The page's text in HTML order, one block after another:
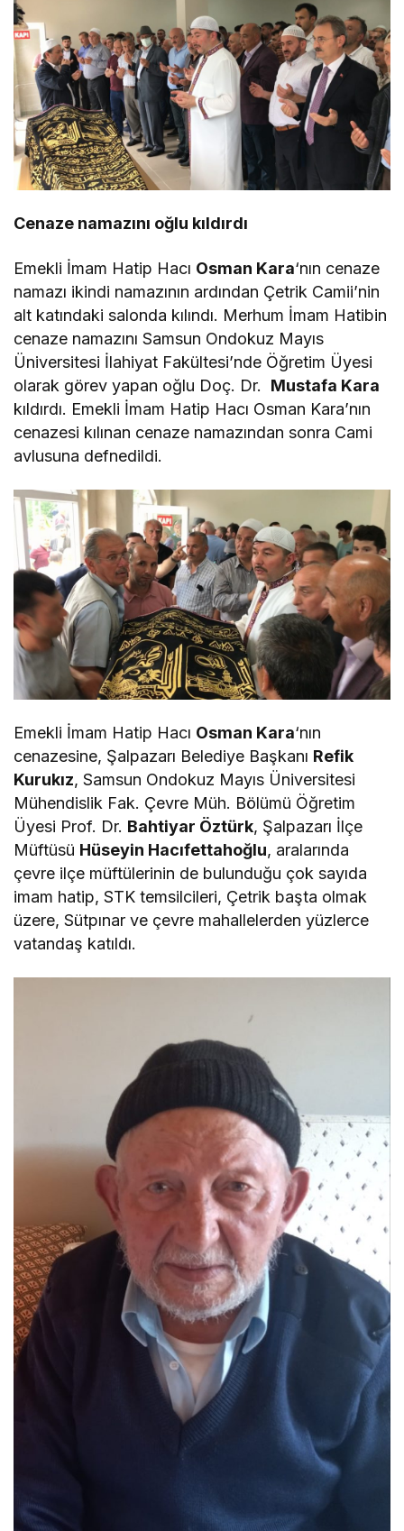
Cenaze namazını oğlu kıldırdı
Emekli İmam Hatip Hacı Osman Kara‘nın cenaze
namazı ikindi namazının ardından Çetrik Camii’nin
alt katındaki salonda kılındı. Merhum İmam Hatibin
cenaze namazını Samsun Ondokuz Mayıs
Üniversitesi İlahiyat Fakültesi’nde Öğretim Üyesi
olarak görev yapan oğlu Doç. Dr. Mustafa Kara
kıldırdı. Emekli İmam Hatip Hacı Osman Kara’nın
cenazesi kılınan cenaze namazından sonra Cami
avlusuna defnedildi.
Emekli İmam Hatip Hacı Osman Kara‘nın
cenazesine, Şalpazarı Belediye Başkanı Refik
Kurukız, Samsun Ondokuz Mayıs Üniversitesi
Mühendislik Fak. Çevre Müh. Bölümü Öğretim
Üyesi Prof. Dr. Bahtiyar Öztürk, Şalpazarı İlçe
Müftüsü Hüseyin Hacıfettahoğlu, aralarında
çevre ilçe müftülerinin de bulunduğu çok sayıda
imam hatip, STK temsilcileri, Çetrik başta olmak
üzere, Sütpınar ve çevre mahallelerden yüzlerce
vatandaş katıldı.